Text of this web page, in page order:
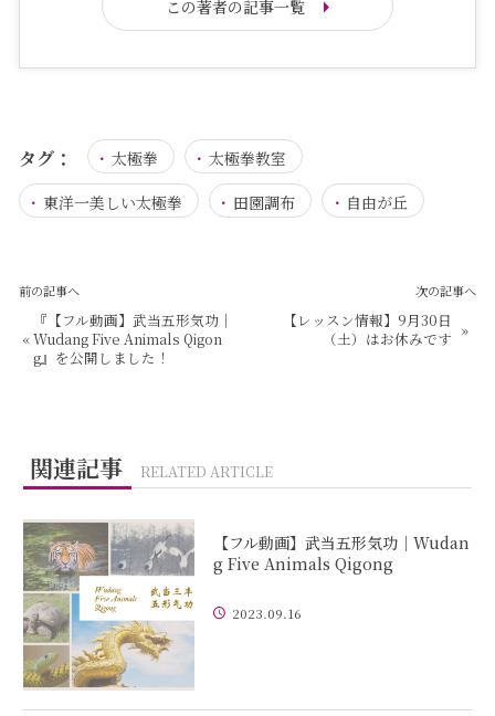
この著者の記事一覧
タグ： 太極拳
太極拳教室
東洋一美しい太極拳
田園調布 自由が丘
前の記事へ
«
『【フル動画】武当五形気功｜
Wudang Five Animals Qigon
g』を公開しました！
次の記事へ
【レッスン情報】9月30日
（土）はお休みです »
関連記事 RELATED ARTICLE
【フル動画】武当五形気功｜Wudan
g Five Animals Qigong
2023.09.16